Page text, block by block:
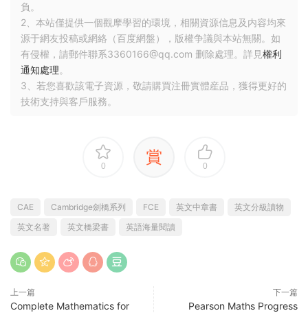
負。
2、本站僅提供一個觀摩學習的環境，相關資源信息及内容均來
源于網友投稿或網絡（百度網盤），版權争議與本站無關。如
有侵權，請郵件聯系3360166@qq.com 删除處理。詳見權利
通知處理。
3、若您喜歡該電子資源，敬請購買注冊實體産品，獲得更好的
技術支持與客戶服務。
0 賞 0
CAE Cambridge劍橋系列 FCE 英文中章書
英文分級讀物
英文名著
英文橋梁書 英語海量閱讀
上一篇
Complete Mathematics for
下一篇
Pearson Maths Progress